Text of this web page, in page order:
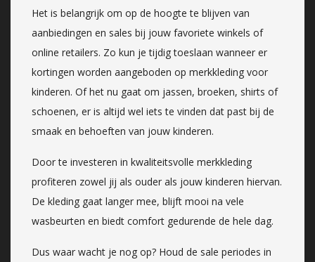
Het is belangrijk om op de hoogte te blijven van
aanbiedingen en sales bij jouw favoriete winkels of
online retailers. Zo kun je tijdig toeslaan wanneer er
kortingen worden aangeboden op merkkleding voor
kinderen. Of het nu gaat om jassen, broeken, shirts of
schoenen, er is altijd wel iets te vinden dat past bij de
smaak en behoeften van jouw kinderen.
Door te investeren in kwaliteitsvolle merkkleding
profiteren zowel jij als ouder als jouw kinderen hiervan.
De kleding gaat langer mee, blijft mooi na vele
wasbeurten en biedt comfort gedurende de hele dag.
Dus waar wacht je nog op? Houd de sale periodes in